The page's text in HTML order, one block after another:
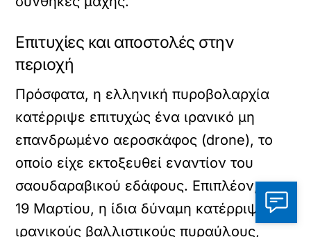
Επιτυχίες και αποστολές στην
περιοχή
Πρόσφατα, η ελληνική πυροβολαρχία
κατέρριψε επιτυχώς ένα ιρανικό μη
επανδρωμένο αεροσκάφος (drone), το
οποίο είχε εκτοξευθεί εναντίον του
σαουδαραβικού εδάφους. Επιπλέον, στις
19 Μαρτίου, η ίδια δύναμη κατέρριψε δύο
ιρανικούς βαλλιστικούς πυραύλους,